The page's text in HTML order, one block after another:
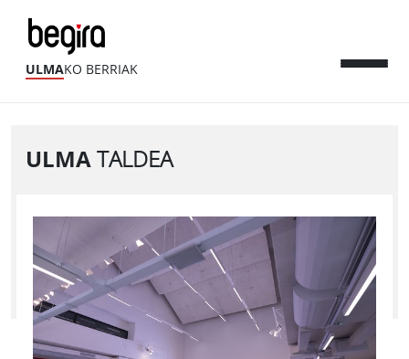
ULMAKO BERRIAK
ULMA TALDEA